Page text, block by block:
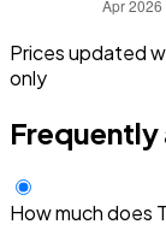
Prices updated
only
How much does